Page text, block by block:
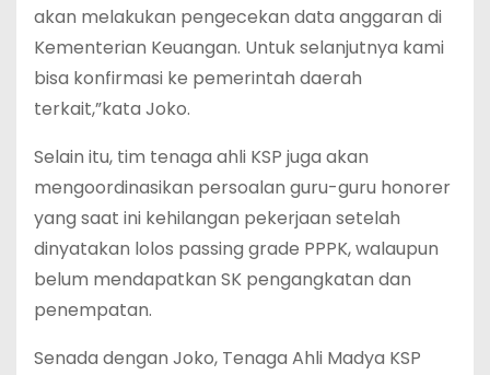
akan melakukan pengecekan data anggaran di
Kementerian Keuangan. Untuk selanjutnya kami
bisa konfirmasi ke pemerintah daerah
terkait,”kata Joko.
Selain itu, tim tenaga ahli KSP juga akan
mengoordinasikan persoalan guru-guru honorer
yang saat ini kehilangan pekerjaan setelah
dinyatakan lolos passing grade PPPK, walaupun
belum mendapatkan SK pengangkatan dan
penempatan.
Senada dengan Joko, Tenaga Ahli Madya KSP